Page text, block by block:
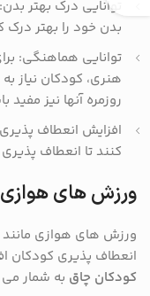
توانایی درک بهتر
بدن خود را بهتر درک
توانایی هماهنگی:
هنری، کودکان نیاز
روزمره آنها نیز مفید
افزایش انعطاف
کنند تا انعطاف
ورزش های هوازی
ورزش های هوازی مانند
انعطاف پذیری کودکان
کودکان چاق به شمار می